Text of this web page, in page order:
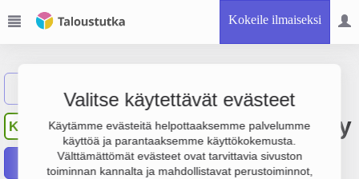
Kokeile ilmaiseksi
Valitse käytettävät evästeet
Käytämme evästeitä helpottaaksemme palvelumme
käyttöä ja parantaaksemme käyttökokemusta.
Välttämättömät evästeet ovat tarvittavia sivuston
toiminnan kannalta ja mahdollistavat perustoiminnot,
KT Kauniaisten Talonmiehet Oy
Raportit